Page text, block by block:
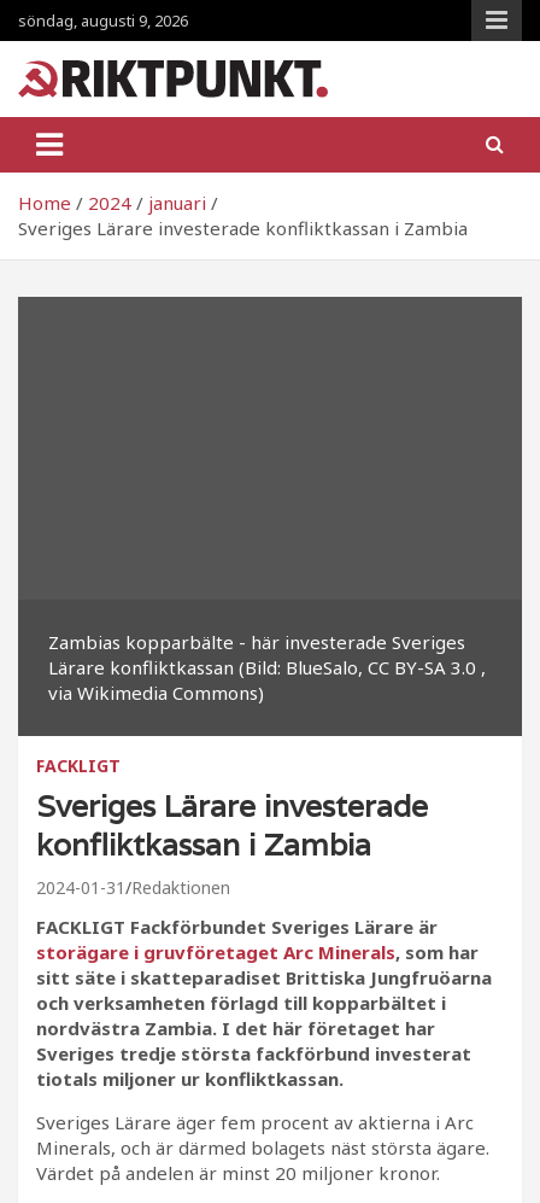
Skip
to
content
söndag, augusti 9, 2026
RiktpunKt.nu
Home 2024
januari
Sveriges Lärare investerade konfliktkassan i Zambia
Zambias kopparbälte - här investerade Sveriges
Lärare konfliktkassan (Bild: BlueSalo, CC BY-SA 3.0 ,
via Wikimedia Commons)
FACKLIGT
Sveriges Lärare investerade
konfliktkassan i Zambia
2024-01-31 Redaktionen
FACKLIGT Fackförbundet Sveriges Lärare är
storägare i gruvföretaget Arc Minerals, som har
sitt säte i skatteparadiset Brittiska Jungfruöarna
och verksamheten förlagd till kopparbältet i
nordvästra Zambia. I det här företaget har
Sveriges tredje största fack­förbund investerat
tiotals miljoner ur konfliktkassan.
Sveriges Lärare äger fem procent av aktierna i Arc
Minerals, och är därmed bolagets näst största ägare.
Värdet på andelen är minst 20 miljoner kronor.